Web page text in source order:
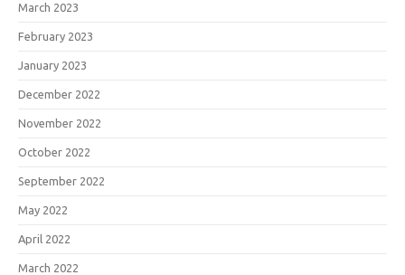
March 2023
February 2023
January 2023
December 2022
November 2022
October 2022
September 2022
May 2022
April 2022
March 2022